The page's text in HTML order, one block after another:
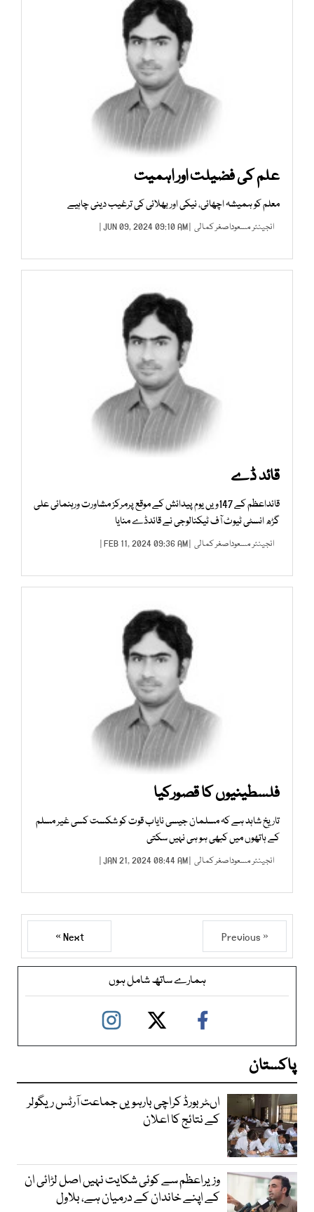
علم کی فضیلت اور اہمیت
معلم کو ہمیشہ اچھائی، نیکی اور بھلائی کی ترغیب دینی چاہیے
انجینئر مسعوداصغر کمالی | JUN 09, 2024 09:10 AM |
قائد ڈے
قائداعظم کے 147ویں یوم پیدائش کے موقع پرمرکز مشاورت ورہنمائی علی
گڑھ انسٹی ٹیوٹ آف ٹیکنالوجی نے قائدڈے منایا
انجینئر مسعوداصغر کمالی | FEB 11, 2024 09:36 AM |
فلسطینیوں کا قصورکیا
تاریخ شاہد ہے کہ مسلمان جیسی نایاب قوت کو شکست کسی غیر مسلم
کے ہاتھوں میں کبھی ہو ہی نہیں سکتی
انجینئر مسعوداصغر کمالی | JAN 21, 2024 08:44 AM |
« Previous
Next »
ہمارے ساتھ شامل ہوں
پاکستان
اںٹر بورڈ کراچی بارہویں جماعت آرٹس ریگولر
کے نتائج کا اعلان
وزیراعظم سے کوئی شکایت نہیں اصل لڑائی ان
کے اپنے خاندان کے درمیان ہے، بلاول